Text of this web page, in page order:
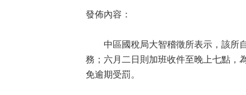
發佈內容：
中區國稅局大智稽徵所表示，該所自
務；六月二日則加班收件至晚上七點，
免逾期受罰。